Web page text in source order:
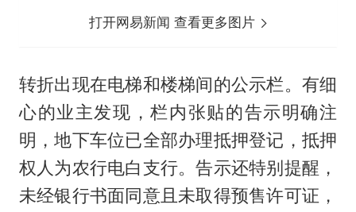
打开网易新闻 查看更多图片
转折出现在电梯和楼梯间的公示栏。有细
心的业主发现，栏内张贴的告示明确注
明，地下车位已全部办理抵押登记，抵押
权人为农行电白支行。告示还特别提醒，
未经银行书面同意且未取得预售许可证，